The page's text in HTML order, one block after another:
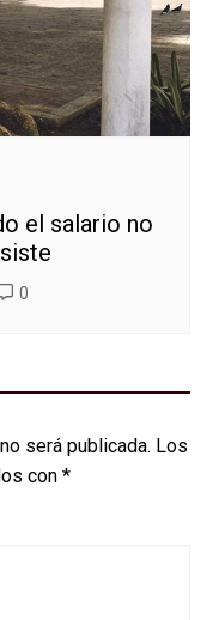
el salario no
0
será publicada. Los
con *